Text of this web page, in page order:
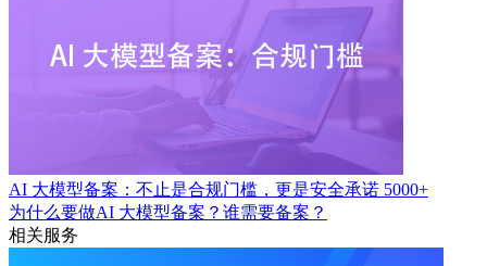
AI 大模型备案：不止是合规门槛，更是安全承诺 5000+
为什么要做AI 大模型备案？谁需要备案？
相关服务